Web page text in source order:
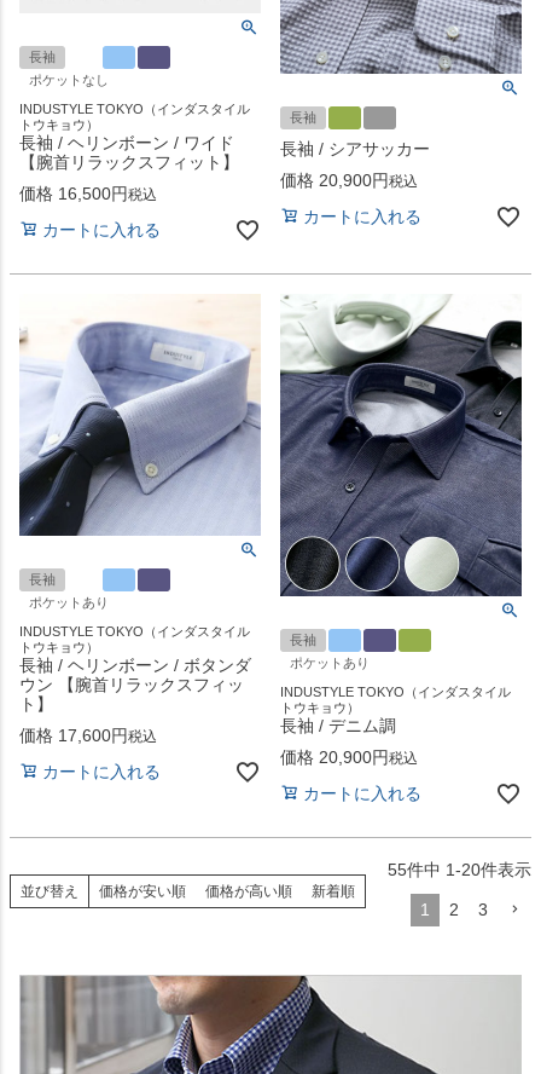
長袖
ポケットなし
INDUSTYLE TOKYO（インダスタイル
トウキョウ）
長袖 / ヘリンボーン / ワイド
【腕首リラックスフィット】
価格 16,500 税込
カートに入れる
長袖
長袖 / シアサッカー
価格 20,900 税込
カートに入れる
長袖
ポケットあり
INDUSTYLE TOKYO（インダスタイル
トウキョウ）
長袖 / ヘリンボーン / ボタンダ
ウン 【腕首リラックスフィッ
ト】
価格 17,600 税込
カートに入れる
長袖
ポケットあり
INDUSTYLE TOKYO（インダスタイル
トウキョウ）
長袖 / デニム調
価格 20,900 税込
カートに入れる
並び替え 価格が安い順 価格が高い順 新着順
55件中 1-20件表示
1 2 3